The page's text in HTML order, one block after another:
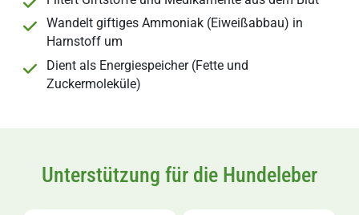
Wandelt giftiges Ammoniak (Eiweißabbau) in
Harnstoff um
Dient als Energiespeicher (Fette und
Zuckermoleküle)
Unterstützung für die Hundeleber